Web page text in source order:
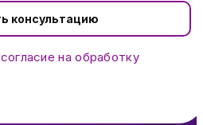
Получить консультацию
согласие на обработку